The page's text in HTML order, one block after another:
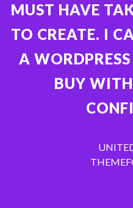
MUST HAVE
TO CREATE. I
A
BUY